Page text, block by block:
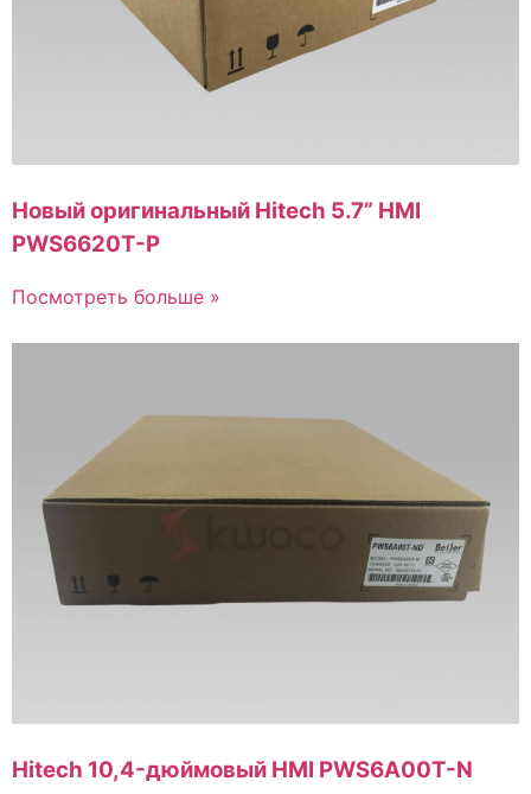
Новый оригинальный Hitech 5.7” HMI
PWS6620T-P
Посмотреть больше »
Hitech 10,4-дюймовый HMI PWS6A00T-N